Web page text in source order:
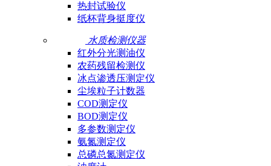
热封试验仪
纸杯背身挺度仪
水质检测仪器
红外分光测油仪
农药残留检测仪
冰点渗透压测定仪
尘埃粒子计数器
COD测定仪
BOD测定仪
多参数测定仪
氨氮测定仪
总磷总氮测定仪